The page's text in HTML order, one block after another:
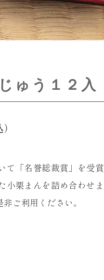
ゅう１２入
て「名誉総裁賞」を受
小栗まんを詰め合わせ
ご利用ください。